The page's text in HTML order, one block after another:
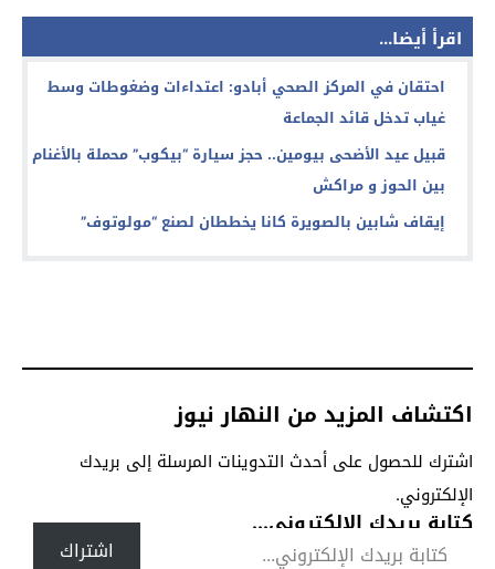
اقرأ أيضا...
احتقان في المركز الصحي أبادو: اعتداءات وضغوطات وسط
غياب تدخل قائد الجماعة
قبيل عيد الأضحى بيومين.. حجز سيارة “بيكوب” محملة بالأغنام
بين الحوز و مراكش
إيقاف شابين بالصويرة كانا يخططان لصنع “مولوتوف”
اكتشاف المزيد من النهار نيوز
اشترك للحصول على أحدث التدوينات المرسلة إلى بريدك
الإلكتروني.
كتابة بريدك الإلكتروني...
اشتراك